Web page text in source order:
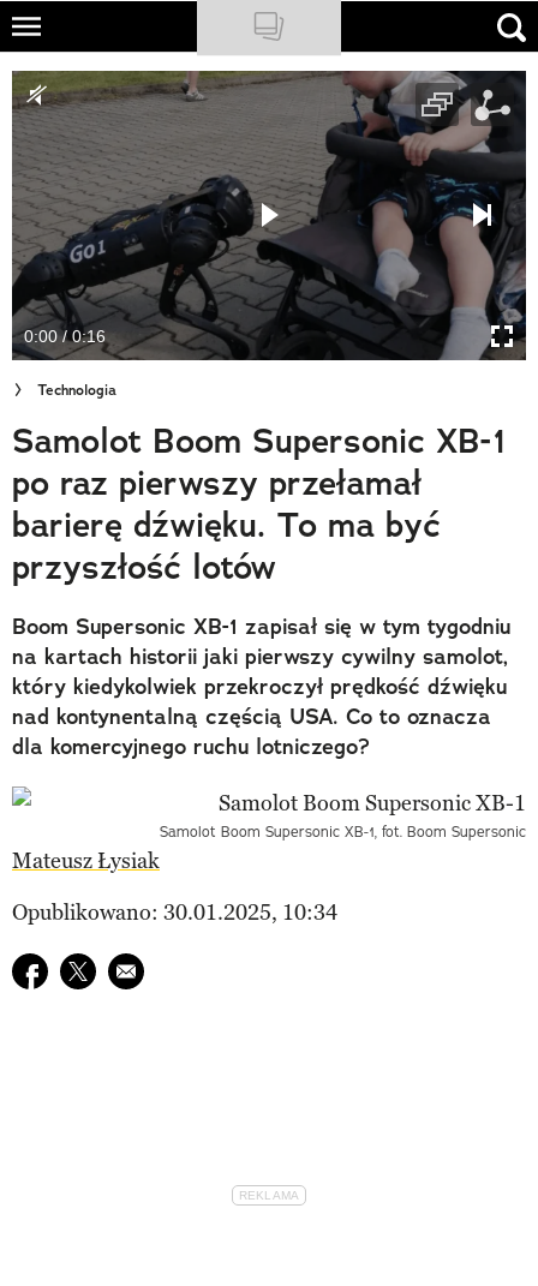
Skip
main
content
NATIONAL GEOGRAPHIC
TRAVELER
PODCASTY
Sklep
Newsletter
Cuda Polski
Wielki Konkurs Fotograficzny
Trendbook Podróżniczy
Polecane
0:00 / 0:16
Technologia
Samolot Boom Supersonic XB-1
po raz pierwszy przełamał
barierę dźwięku. To ma być
przyszłość lotów
Boom Supersonic XB-1 zapisał się w tym tygodniu
na kartach historii jaki pierwszy cywilny samolot,
który kiedykolwiek przekroczył prędkość dźwięku
nad kontynentalną częścią USA. Co to oznacza
dla komercyjnego ruchu lotniczego?
Samolot Boom Supersonic XB-1, fot. Boom Supersonic
Mateusz Łysiak
Opublikowano: 30.01.2025, 10:34
Udostępnij na facebook
Udostępnij na twitter
E-mail do przyjaciela